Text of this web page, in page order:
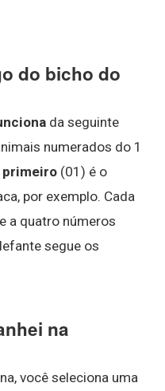
do bicho do
da seguinte
numerados do 1
primeiro (01) é o
por exemplo. Cada
a quatro números
segue os
na
você seleciona uma